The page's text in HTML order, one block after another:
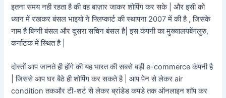
इतना समय नही रहता है की वह बाज़ार जाकर शोपिंग कर सके | और इसी को
ध्यान में रखकर बंसल भाइयो ने फ्लिप्कार्ट की स्थापना 2007 में की है , जिसके
नाम है बिन्नी बंसल और दूसरा सचिन बंसल है| इस कंपनी का मुख्यालयबेंगलुरु,
कर्नाटक में स्थित है |
दोस्तों आप जानते ही होंगे की यह भारत की सबसे बड़ी e-commerce कंपनी है
| जिससे आप घर बैठे ही शोपिंग कर सकते है | आप पेन से लेकर air
condition तकऔर टी-शर्ट से लेकर ब्रांडेड कपडे तक ऑनलाइन शॉप कर